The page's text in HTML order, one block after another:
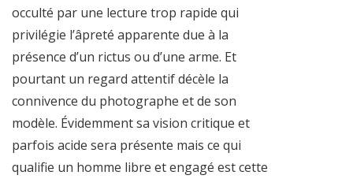
occulté par une lecture trop rapide qui
privilégie l’âpreté apparente due à la
présence d’un rictus ou d’une arme. Et
pourtant un regard attentif décèle la
connivence du photographe et de son
modèle. Évidemment sa vision critique et
parfois acide sera présente mais ce qui
qualifie un homme libre et engagé est cette